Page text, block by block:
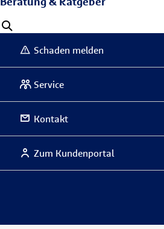
Schaden melden
Service
Kontakt
Zum Kundenportal